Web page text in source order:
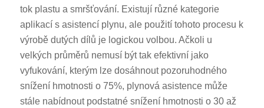
tok plastu a smršťování. Existují různé kategorie
aplikací s asistencí plynu, ale použití tohoto procesu k
výrobě dutých dílů je logickou volbou. Ačkoli u
velkých průměrů nemusí být tak efektivní jako
vyfukování, kterým lze dosáhnout pozoruhodného
snížení hmotnosti o 75%, plynová asistence může
stále nabídnout podstatné snížení hmotnosti o 30 až